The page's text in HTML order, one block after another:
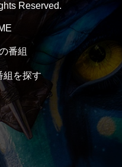
Reserved.
番組
組を探す